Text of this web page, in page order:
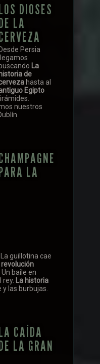
DIOSES
LA
Desde Persia
llegamos
buscando La
historia de
hasta al
Egipto
nuestros
LA
guillotina cae
revolución
Un baile en
rey. La historia
y las burbujas.
CAÍDA
LA GRAN